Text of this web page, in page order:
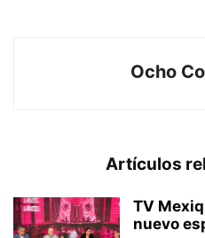
Ocho
Artículos
TV
nuevo